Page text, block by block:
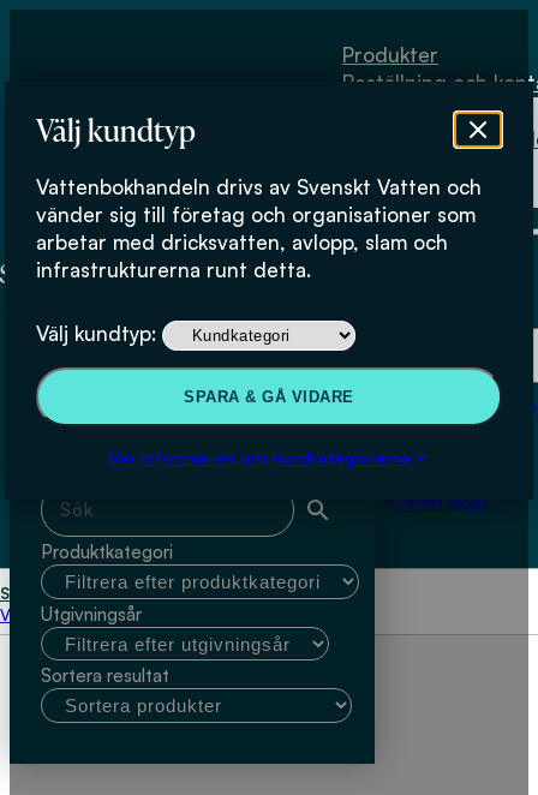
Välj kundtyp
Vattenbokhandeln drivs av Svenskt Vatten och
vänder sig till företag och organisationer som
arbetar med dricksvatten, avlopp, slam och
infrastrukturerna runt detta.
Välj kundtyp:
SPARA & GÅ VIDARE
Mer information om kundkategorierna
Produkter
Beställning och
Fysiskt lager
Beställning och kontakt
Om
Köpvillkor
Fysiskt lager
Start Meddelanden
Välj kundtyp
Meddelanden
Sök & filtrera
Sök med fritext
Produktkategori
Utgivningsår
Sortera resultat